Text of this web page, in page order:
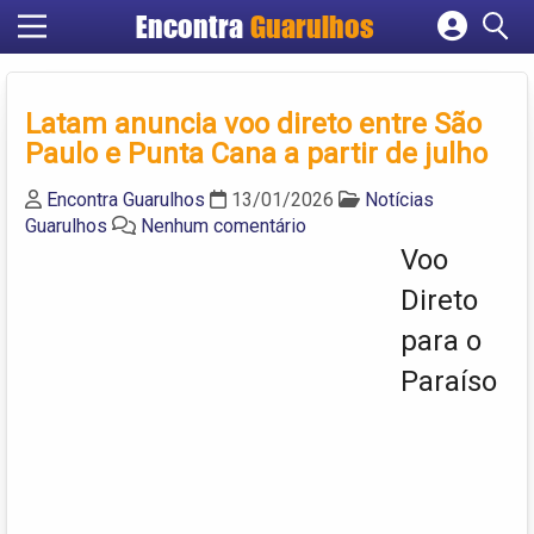
Encontra Guarulhos
Cadastrar empresa
Criar conta
Latam anuncia voo direto entre São
Paulo e Punta Cana a partir de julho
Encontra Guarulhos 13/01/2026
Notícias
Guarulhos
Nenhum comentário
Voo
Direto
para o
Paraíso